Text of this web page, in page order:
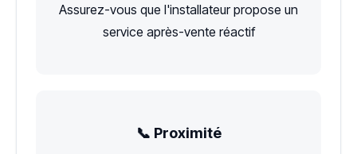
Assurez-vous que l'installateur propose un
service après-vente réactif
📞 Proximité